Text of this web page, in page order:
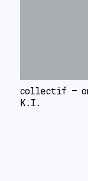
collectif –
K.I.